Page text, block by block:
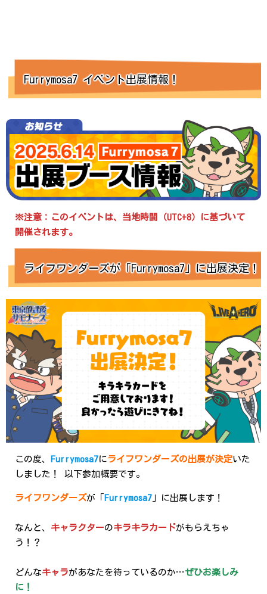
Furrymosa7 イベント出展情報！
※注意：このイベントは、当地時間（UTC+8）に基づいて
開催されます。
ライフワンダーズが「Furrymosa7」に出展決定！
この度、 Furrymosa7にライフワンダーズの出展が決定いた
しました！ 以下参加概要です。
ライフワンダーズが「 Furrymosa7 」に出展します！
なんと、 キャラクターのキラキラカードがもらえちゃ
う！？
どんなキャラがあなたを待っているのか… ぜひお楽しみ
に！